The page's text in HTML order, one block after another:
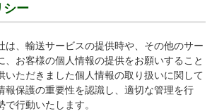
シー
は、輸送サービスの提供時や、その他のサー
、お客様の個人情報の提供をお願いすること
いただきました個人情報の取り扱いに関して
報保護の重要性を認識し、適切な管理を行
行動いたします。